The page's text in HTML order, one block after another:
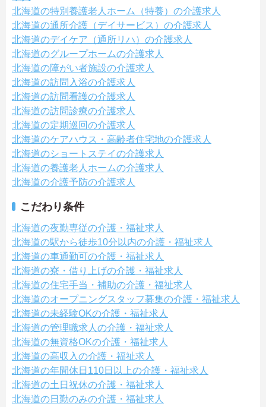
北海道の特別養護老人ホーム（特養）の介護求人
北海道の通所介護（デイサービス）の介護求人
北海道のデイケア（通所リハ）の介護求人
北海道のグループホームの介護求人
北海道の障がい者施設の介護求人
北海道の訪問入浴の介護求人
北海道の訪問看護の介護求人
北海道の訪問診療の介護求人
北海道の定期巡回の介護求人
北海道のケアハウス・高齢者住宅地の介護求人
北海道のショートステイの介護求人
北海道の養護老人ホームの介護求人
北海道の介護予防の介護求人
こだわり条件
北海道の夜勤専従の介護・福祉求人
北海道の駅から徒歩10分以内の介護・福祉求人
北海道の車通勤可の介護・福祉求人
北海道の寮・借り上げの介護・福祉求人
北海道の住宅手当・補助の介護・福祉求人
北海道のオープニングスタッフ募集の介護・福祉求人
北海道の未経験OKの介護・福祉求人
北海道の管理職求人の介護・福祉求人
北海道の無資格OKの介護・福祉求人
北海道の高収入の介護・福祉求人
北海道の年間休日110日以上の介護・福祉求人
北海道の土日祝休の介護・福祉求人
北海道の日勤のみの介護・福祉求人